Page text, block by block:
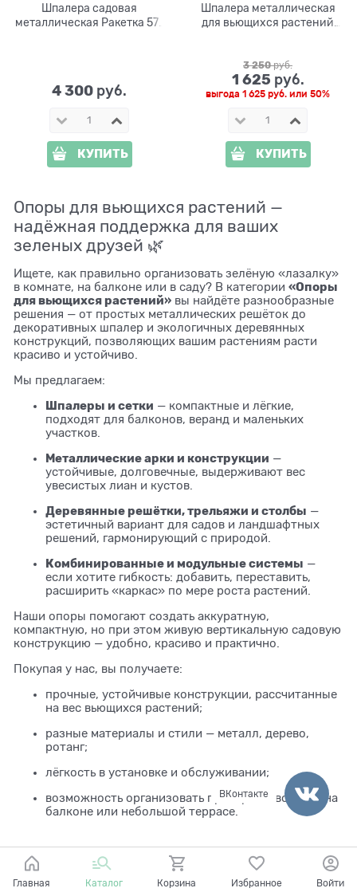
Шпалера садовая
металлическая Ракетка 57-
4 300 руб.
КУПИТЬ
Шпалера металлическая
для вьющихся растений
3 250 руб.
1 625 руб.
выгода 1 625 руб. или 50%
КУПИТЬ
Опоры для вьющихся растений —
надёжная поддержка для ваших
зеленых друзей 🌿
Ищете, как правильно организовать зелёную «лазалку»
в комнате, на балконе или в саду? В категории«Опоры
для вьющихся растений» вы найдёте разнообразные
решения — от простых металлических решёток до
декоративных шпалер и экологичных деревянных
конструкций, позволяющих вашим растениям расти
красиво и устойчиво.
Мы предлагаем:
Шпалеры и сетки — компактные и лёгкие,
подходят для балконов, веранд и маленьких
участков.
Металлические арки и конструкции —
устойчивые, долговечные, выдерживают вес
увесистых лиан и кустов.
Деревянные решётки, трельяжи и столбы —
эстетичный вариант для садов и ландшафтных
решений, гармонирующий с природой.
Комбинированные и модульные системы —
если хотите гибкость: добавить, переставить,
расширить «каркас» по мере роста растений.
Наши опоры помогают создать аккуратную,
компактную, но при этом живую вертикальную садовую
конструкцию — удобно, красиво и практично.
Покупая у нас, вы получаете:
прочные, устойчивые конструкции, рассчитанные
на вес вьющихся растений;
разные материалы и стили — металл, дерево,
ротанг;
лёгкость в установке и обслуживании;
возможность организовать пространство даже на
балконе или небольшой террасе.
Главная Каталог Корзина Избранное Войти
ВКонтакте